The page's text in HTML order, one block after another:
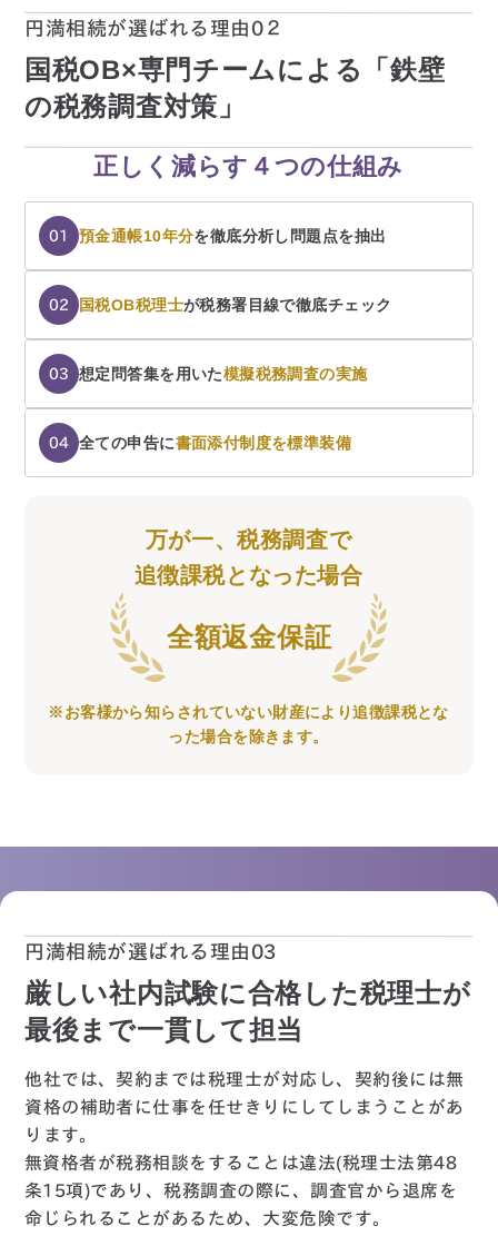
知県名古屋市中村区名駅三丁目28番12号
名古屋ビルヂング25階
円満相続が選ばれる理由0２
国税OB×専門チームによる「鉄壁
の税務調査対策」
正しく減らす４つの仕組み
01 預金通帳10年分を徹底分析し問題点を抽出
02 国税OB税理士が税務署目線で徹底チェック
03 想定問答集を用いた模擬税務調査の実施
04 全ての申告に書面添付制度を標準装備
万が一、税務調査で
追徴課税となった場合
全額返金保証
※お客様から知らされていない財産により追徴課税とな
った場合を除きます。
円満相続が選ばれる理由03
厳しい社内試験に合格した税理士が
最後まで一貫して担当
他社では、契約までは税理士が対応し、契約後には無
資格の補助者に仕事を任せきりにしてしまうことがあ
ります。
無資格者が税務相談をすることは違法(税理士法第48
条15項)であり、税務調査の際に、調査官から退席を
命じられることがあるため、大変危険です。